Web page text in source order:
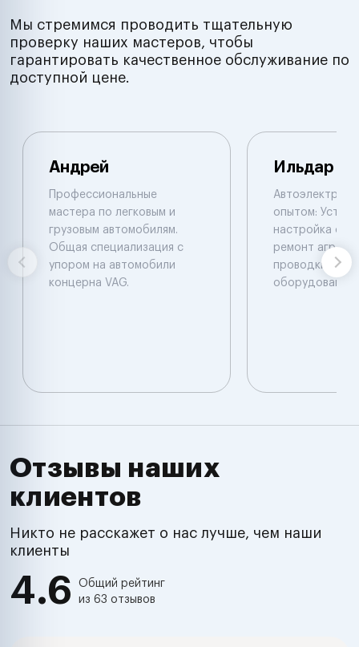
Мы стремимся проводить тщательную
проверку наших мастеров, чтобы
гарантировать качественное обслуживание по
доступной цене.
Андрей
Профессиональные
мастера по легковым и
грузовым автомобилям.
Общая специализация с
упором на автомобили
концерна VAG.
Ильдар
Автоэлектрик
опытом:
настройка
ремонт
проводки,
оборудования.
Отзывы наших
клиентов
Никто не расскажет о нас лучше, чем наши
клиенты
4.6
Общий рейтинг
из 63 отзывов